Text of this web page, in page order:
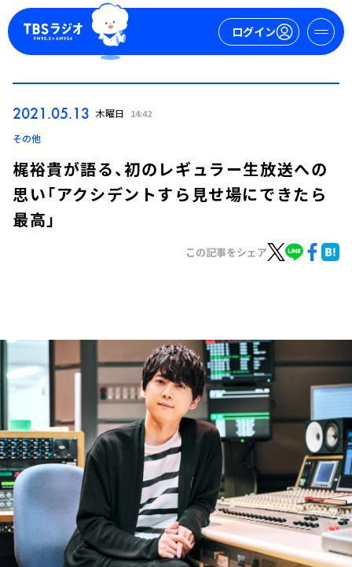
ログイン
TBS Podcast
お知らせ
イベント・グッズ
YouTube
会社情報
2021.05.13 木曜日 14:42
その他
梶裕貴が語る、初のレギュラー生放送への
思い「アクシデントすら見せ場にできたら
最高」
この記事をシェア